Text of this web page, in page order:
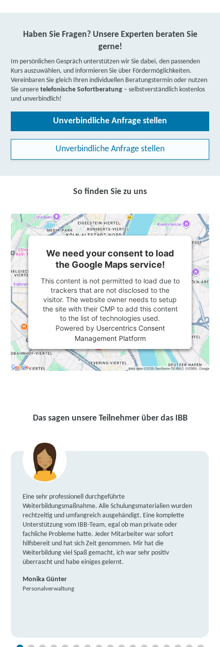
Haben Sie Fragen? Unsere Experten beraten Sie
gerne!
Im persönlichen Gespräch unterstützen wir Sie dabei, den passenden
Kurs auszuwählen, und informieren Sie über Fördermöglichkeiten.
Vereinbaren Sie gleich Ihren individuellen Beratungstermin oder nutzen
Sie unseretelefonische Sofortberatung – selbstverständlich kostenlos
und unverbindlich!
Unverbindliche Anfrage stellen
Unverbindliche Anfrage stellen
So finden Sie zu uns
We need your consent to load
the Google Maps service!
This content is not permitted to load due to
trackers that are not disclosed to the
visitor. The website owner needs to setup
the site with their CMP to add this content
to the list of technologies used.
Powered by Usercentrics Consent
Management Platform
Das sagen unsere Teilnehmer über das IBB
Eine sehr professionell durchgeführte
Weiterbildungsmaßnahme. Alle Schulungsmaterialien wurden
rechtzeitig und umfangreich ausgehändigt. Eine komplette
Unterstützung vom IBB-Team, egal ob man private oder
fachliche Probleme hatte. Jeder Mitarbeiter war sofort
hilfsbereit und hat sich Zeit genommen. Mir hat die
Weiterbildung viel Spaß gemacht, ich war sehr positiv
überrascht und habe einiges gelernt.
Monika Günter
Personalverwaltung